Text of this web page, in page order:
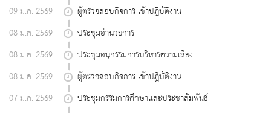
09 ม.ค. 2569
ผู้ตรวจสอบกิจการ เข้าปฏิบัติงาน
08 ม.ค. 2569
ประชุมอำนวยการ
08 ม.ค. 2569
ประชุมอนุกรรมการบริหารความเสี่ยง
08 ม.ค. 2569
ผู้ตรวจสอบกิจการ เข้าปฏิบัติงาน
07 ม.ค. 2569
ประชุมกรรมการศึกษาเเละประชาสัมพันธ์